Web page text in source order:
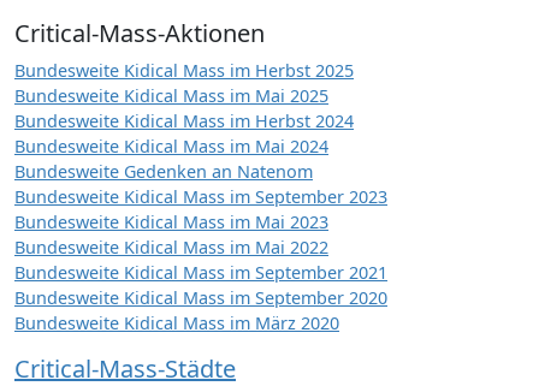
Critical-Mass-Aktionen
Bundesweite Kidical Mass im Herbst 2025
Bundesweite Kidical Mass im Mai 2025
Bundesweite Kidical Mass im Herbst 2024
Bundesweite Kidical Mass im Mai 2024
Bundesweite Gedenken an Natenom
Bundesweite Kidical Mass im September 2023
Bundesweite Kidical Mass im Mai 2023
Bundesweite Kidical Mass im Mai 2022
Bundesweite Kidical Mass im September 2021
Bundesweite Kidical Mass im September 2020
Bundesweite Kidical Mass im März 2020
Critical-Mass-Städte